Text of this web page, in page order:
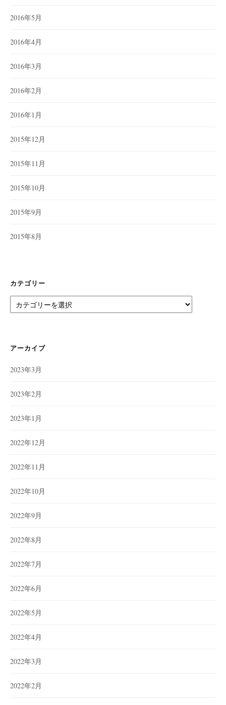
2016年5月
2016年4月
2016年3月
2016年2月
2016年1月
2015年12月
2015年11月
2015年10月
2015年9月
2015年8月
カテゴリー
テ
ー
アーカイブ
2023年3月
2023年2月
2023年1月
2022年12月
2022年11月
2022年10月
2022年9月
2022年8月
2022年7月
2022年6月
2022年5月
2022年4月
2022年3月
2022年2月